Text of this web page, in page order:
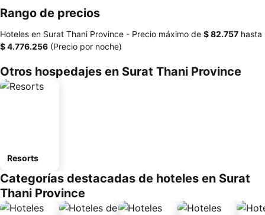
Rango de precios
Hoteles en Surat Thani Province - Precio máximo de ‎$ 82.757 hasta
‎$ 4.776.256 (Precio por noche)
Otros hospedajes en Surat Thani Province
Resorts
Categorías destacadas de hoteles en Surat
Thani Province